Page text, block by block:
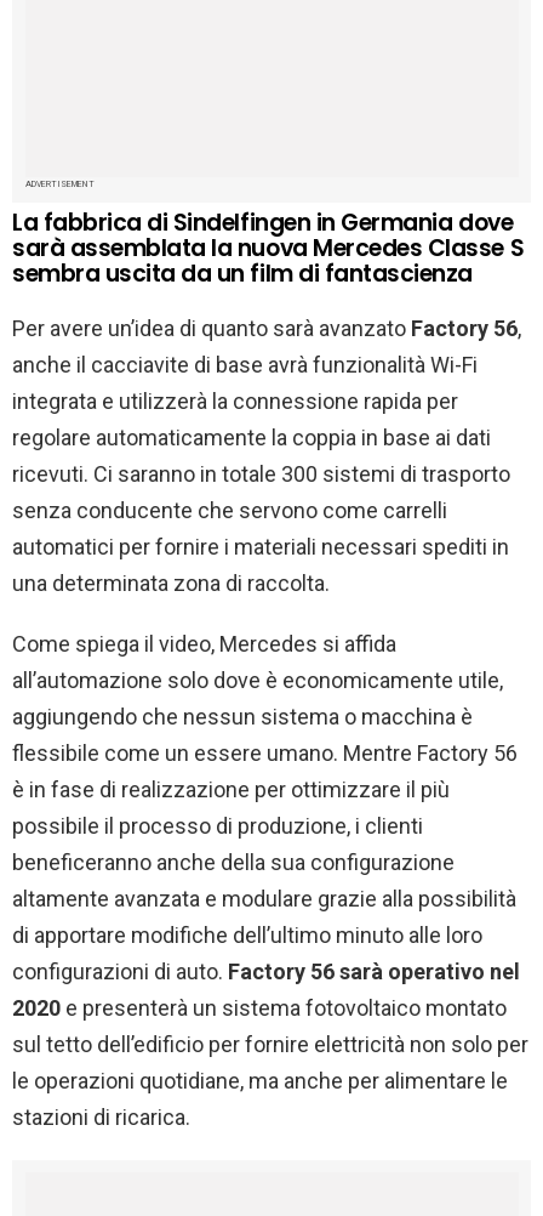
ADVERTISEMENT
La fabbrica di Sindelfingen in Germania dove
sarà assemblata la nuova Mercedes Classe S
sembra uscita da un film di fantascienza
Per avere un’idea di quanto sarà avanzato Factory 56,
anche il cacciavite di base avrà funzionalità Wi-Fi
integrata e utilizzerà la connessione rapida per
regolare automaticamente la coppia in base ai dati
ricevuti. Ci saranno in totale 300 sistemi di trasporto
senza conducente che servono come carrelli
automatici per fornire i materiali necessari spediti in
una determinata zona di raccolta.
Come spiega il video, Mercedes si affida
all’automazione solo dove è economicamente utile,
aggiungendo che nessun sistema o macchina è
flessibile come un essere umano. Mentre Factory 56
è in fase di realizzazione per ottimizzare il più
possibile il processo di produzione, i clienti
beneficeranno anche della sua configurazione
altamente avanzata e modulare grazie alla possibilità
di apportare modifiche dell’ultimo minuto alle loro
configurazioni di auto. Factory 56 sarà operativo nel
2020 e presenterà un sistema fotovoltaico montato
sul tetto dell’edificio per fornire elettricità non solo per
le operazioni quotidiane, ma anche per alimentare le
stazioni di ricarica.